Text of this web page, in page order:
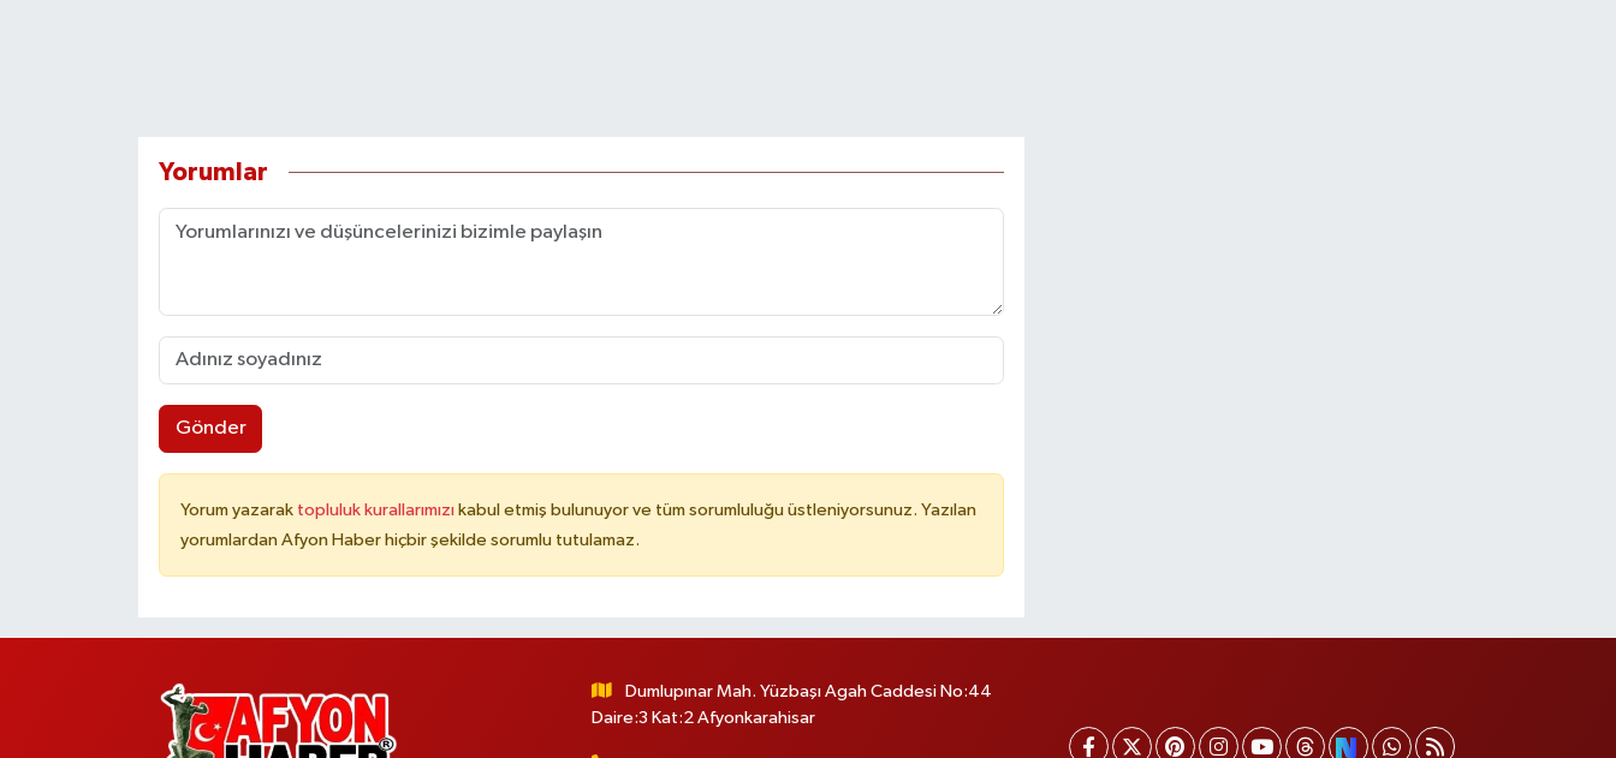
Yorumlar
Gönder
Yorum yazarak topluluk kurallarımızı kabul etmiş bulunuyor ve tüm sorumluluğu üstleniyorsunuz. Yazılan
yorumlardan Afyon Haber hiçbir şekilde sorumlu tutulamaz.
Dumlupınar Mah. Yüzbaşı Agah Caddesi No:44
Daire:3 Kat:2 Afyonkarahisar